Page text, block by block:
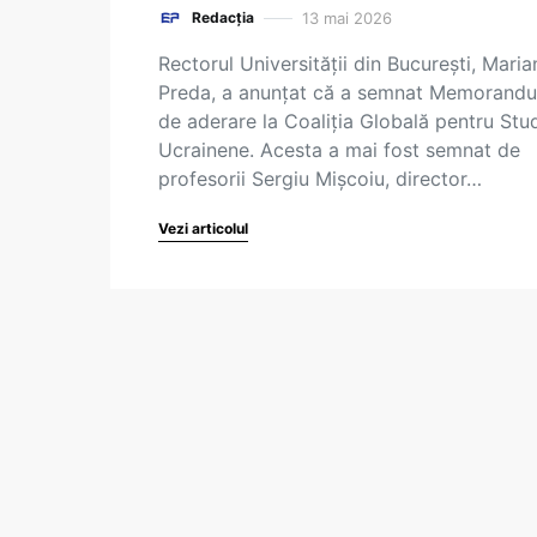
Redacția 13 mai 2026
Rectorul Universității din București,
Preda, a anunțat că a semnat
de aderare la Coaliția Globală pentru
Ucrainene. Acesta a mai fost semnat de
profesorii Sergiu Mișcoiu, director…
Vezi articolul